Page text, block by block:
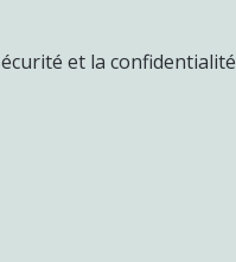
et la confidentialité